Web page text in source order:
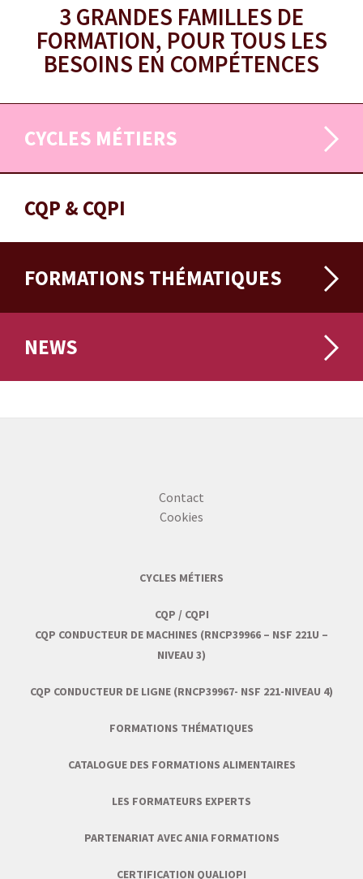
3 GRANDES FAMILLES DE
FORMATION, POUR TOUS LES
BESOINS EN COMPÉTENCES
CYCLES MÉTIERS
CQP & CQPI
FORMATIONS THÉMATIQUES
NEWS
Contact
Cookies
CYCLES MÉTIERS
CQP / CQPI
CQP CONDUCTEUR DE MACHINES (RNCP39966 – NSF 221U –
NIVEAU 3)
CQP CONDUCTEUR DE LIGNE (RNCP39967- NSF 221-NIVEAU 4)
FORMATIONS THÉMATIQUES
CATALOGUE DES FORMATIONS ALIMENTAIRES
LES FORMATEURS EXPERTS
PARTENARIAT AVEC ANIA FORMATIONS
CERTIFICATION QUALIOPI